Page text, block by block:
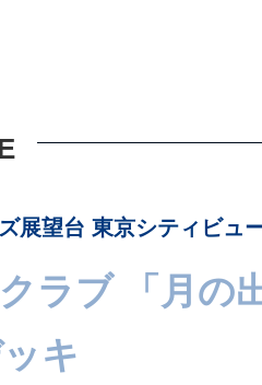
展望台 東京シティビュ
ラブ 「月の
キ